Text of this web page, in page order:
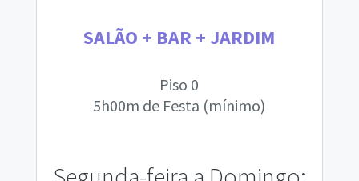
SALÃO + BAR + JARDIM
Piso 0
5h00m de Festa (mínimo)